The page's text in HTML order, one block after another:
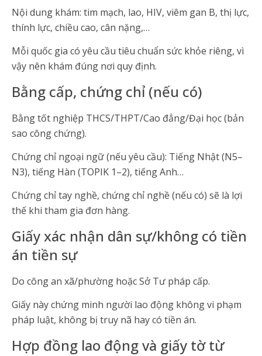
Nội dung khám: tim mạch, lao, HIV, viêm gan B, thị lực,
thính lực, chiều cao, cân nặng,…
Mỗi quốc gia có yêu cầu tiêu chuẩn sức khỏe riêng, vì
vậy nên khám đúng nơi quy định.
Bằng cấp, chứng chỉ (nếu có)
Bằng tốt nghiệp THCS/THPT/Cao đẳng/Đại học (bản
sao công chứng).
Chứng chỉ ngoại ngữ (nếu yêu cầu): Tiếng Nhật (N5–
N3), tiếng Hàn (TOPIK 1–2), tiếng Anh…
Chứng chỉ tay nghề, chứng chỉ nghề (nếu có) sẽ là lợi
thế khi tham gia đơn hàng.
Giấy xác nhận dân sự/không có tiền
án tiền sự
Do công an xã/phường hoặc Sở Tư pháp cấp.
Giấy này chứng minh người lao động không vi phạm
pháp luật, không bị truy nã hay có tiền án.
Hợp đồng lao động và giấy tờ từ